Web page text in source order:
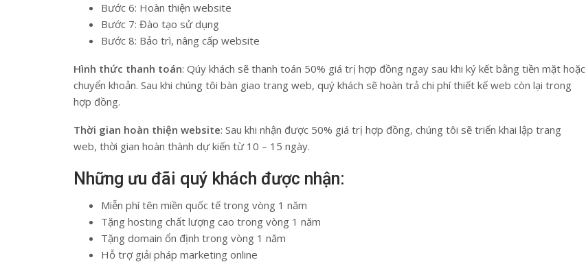
Bước 6: Hoàn thiện website
Bước 7: Đào tạo sử dụng
Bước 8: Bảo trì, nâng cấp website
Hình thức thanh toán: Qúy khách sẽ thanh toán 50% giá trị hợp đồng ngay sau khi ký kết bằng tiền mặt hoặc
chuyển khoản. Sau khi chúng tôi bàn giao trang web, quý khách sẽ hoàn trả chi phí thiết kế web còn lại trong
hợp đồng.
Thời gian hoàn thiện website: Sau khi nhận được 50% giá trị hợp đồng, chúng tôi sẽ triển khai lập trang
web, thời gian hoàn thành dự kiến từ 10 – 15 ngày.
Những ưu đãi quý khách được nhận:
Miễn phí tên miền quốc tế trong vòng 1 năm
Tặng hosting chất lượng cao trong vòng 1 năm
Tặng domain ổn định trong vòng 1 năm
Hỗ trợ giải pháp marketing online